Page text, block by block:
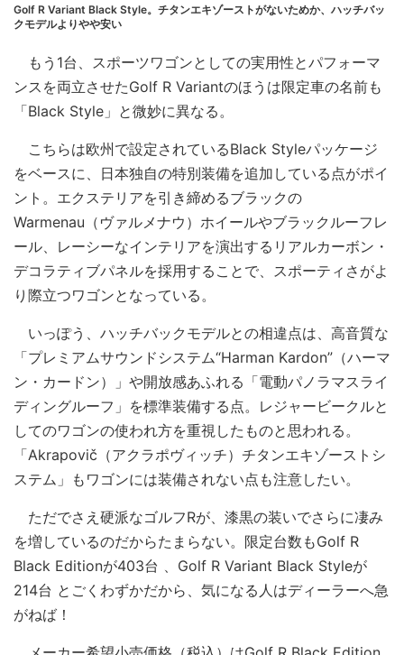
Golf R Variant Black Style。チタンエキゾーストがないためか、ハッチバッ
クモデルよりやや安い
もう1台、スポーツワゴンとしての実用性とパフォーマ
ンスを両立させたGolf R Variantのほうは限定車の名前も
「Black Style」と微妙に異なる。
こちらは欧州で設定されているBlack Styleパッケージ
をベースに、日本独自の特別装備を追加している点がポイ
ント。エクステリアを引き締めるブラックの
Warmenau（ヴァルメナウ）ホイールやブラックルーフレ
ール、レーシーなインテリアを演出するリアルカーボン・
デコラティブパネルを採用することで、スポーティさがよ
り際立つワゴンとなっている。
いっぽう、ハッチバックモデルとの相違点は、高音質な
「プレミアムサウンドシステム“Harman Kardon”（ハーマ
ン・カードン）」や開放感あふれる「電動パノラマスライ
ディングルーフ」を標準装備する点。レジャービークルと
してのワゴンの使われ方を重視したものと思われる。
「Akrapovič（アクラポヴィッチ）チタンエキゾーストシ
ステム」もワゴンには装備されない点も注意したい。
ただでさえ硬派なゴルフRが、漆黒の装いでさらに凄み
を増しているのだからたまらない。限定台数もGolf R
Black Editionが403台 、Golf R Variant Black Styleが
214台 とごくわずかだから、気になる人はディーラーへ急
がねば！